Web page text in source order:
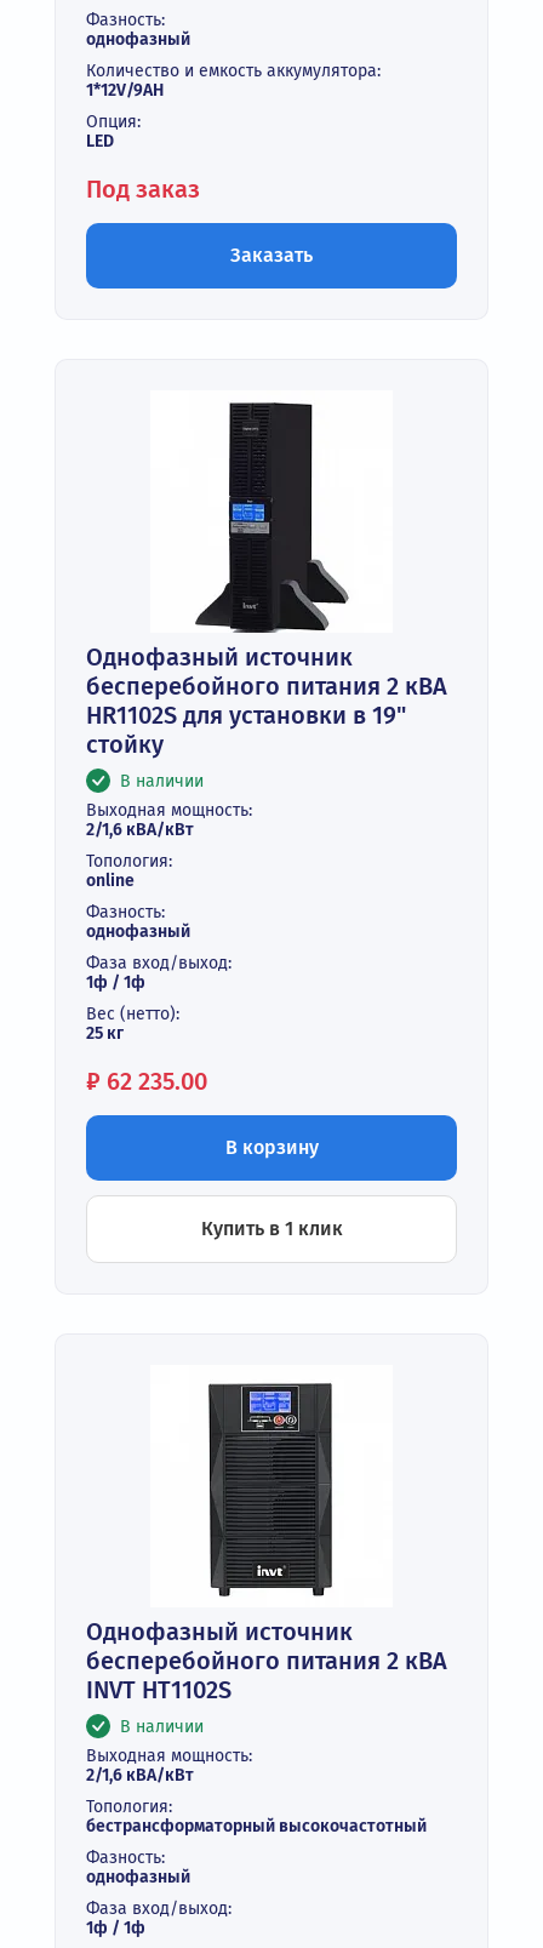
Фазность:
однофазный
Количество и емкость аккумулятора:
1*12V/9AH
Опция:
LED
Под заказ
Заказать
Однофазный источник
бесперебойного питания 2 кВА
HR1102S для установки в 19"
стойку
В наличии
Выходная мощность:
2/1,6 кВА/кВт
Топология:
online
Фазность:
однофазный
Фаза вход/выход:
1ф / 1ф
Вес (нетто):
25 кг
Цена:
₽ 62 235.00
В корзину
Купить в 1 клик
Однофазный источник
бесперебойного питания 2 кВА
INVT HT1102S
В наличии
Выходная мощность:
2/1,6 кВА/кВт
Топология:
бестрансформаторный высокочастотный
Фазность:
однофазный
Фаза вход/выход:
1ф / 1ф